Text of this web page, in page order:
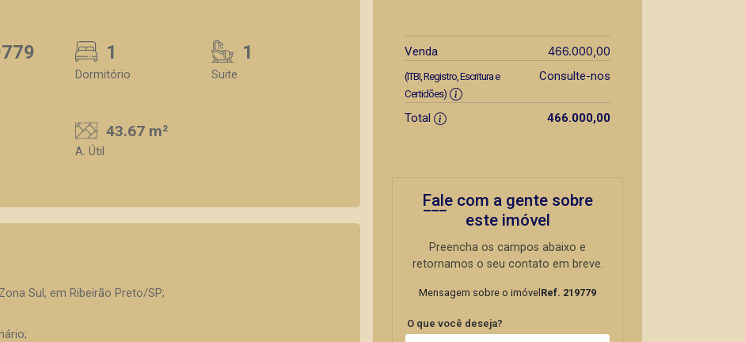
1
Dormitório
1
Suite
43.67 m²
A. Útil
Sul, em Ribeirão Preto/SP;
Venda 466.000,00
(ITBI, Registro, Escritura e
Certidões)
Consulte-nos
Total 466.000,00
Fale com a gente sobre
este imóvel
Preencha os campos abaixo e
retornamos o seu contato em breve.
Mensagem sobre o imóvel Ref. 219779
O que você deseja?